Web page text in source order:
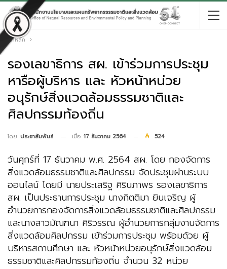
หน้าหลัก
รองเลขาธิการ สผ. เข้าร่วมการประชุม
หารือผู้บริหาร และ หัวหน้าหน่วย
อนุรักษ์สิ่งแวดล้อมธรรมชาติและ
ศิลปกรรมท้องถิ่น
โดย ประชาสัมพันธ์ เมื่อ 17 ธันวาคม 2564 524
วันศุกร์ที่ 17 ธันวาคม พ.ศ. 2564 สผ. โดย กองจัดการ
สิ่งแวดล้อมธรรมชาติและศิลปกรรม จัดประชุมผ่านระบบ
ออนไลน์ โดยมี นายประเสริฐ ศิรินภาพร รองเลขาธิการ
สผ. เป็นประธานการประชุม นางกิตติมา ยินเจริญ ผู้
อำนวยการกองจัดการสิ่งแวดล้อมธรรมชาติและศิลปกรรม
และนางสาวมัณฑนา ศิริวรรณ ผู้อำนวยการกลุ่มงานจัดการ
สิ่งแวดล้อมศิลปกรรม เข้าร่วมการประชุม พร้อมด้วย ผู้
บริหารสถานศึกษา และ หัวหน้าหน่วยอนุรักษ์สิ่งแวดล้อม
ธรรมชาติและศิลปกรรมท้องถิ่น จำนวน 32 หน่วย